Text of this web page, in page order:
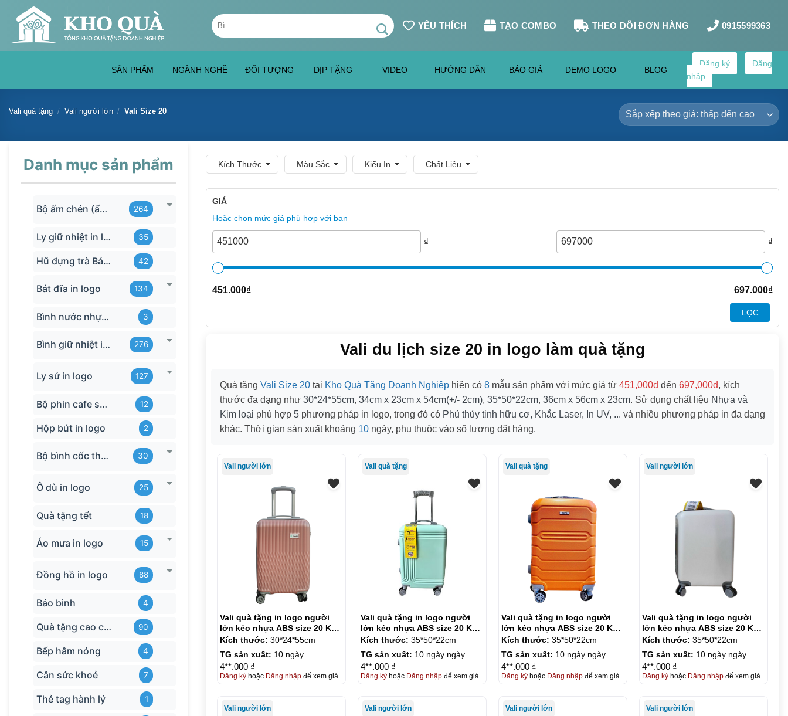
content
Tìm
kiếm:
YÊU THÍCH TẠO COMBO THEO DÕI ĐƠN HÀNG 0915599363
SẢN PHẨM NGÀNH NGHỀ ĐỐI TƯỢNG DỊP TẶNG VIDEO HƯỚNG DẪN BÁO GIÁ DEMO LOGO BLOG
Đăng ký
Đăng
nhập
Vali quà tặng / Vali người lớn / Vali Size 20
Danh mục sản phẩm
Bộ ấm chén (ấm trà) in logo 264
Ly giữ nhiệt in logo 35
Hũ đựng trà Bát Tràng 42
Bát đĩa in logo 134
Bình nước nhựa TQ 3
Bình giữ nhiệt in logo 276
Ly sứ in logo 127
Bộ phin cafe sứ Bát Tràng 12
Hộp bút in logo 2
Bộ bình cốc thủy tinh 30
Ô dù in logo 25
Quà tặng tết 18
Áo mưa in logo 15
Đồng hồ in logo 88
Bảo bình 4
Quà tặng cao cấp 90
Bếp hâm nóng 4
Cân sức khoẻ 7
Thẻ tag hành lý 1
Kích Thước Màu Sắc Kiểu In Chất Liệu
GIÁ
Hoặc chọn mức giá phù hợp với bạn
₫ ₫
451.000₫ 697.000₫
LỌC
Vali du lịch size 20 in logo làm quà tặng
Quà tặng Vali Size 20 tại Kho Quà Tặng Doanh Nghiệp hiện có 8 mẫu sản phẩm với mức giá từ 451,000đ đến 697,000đ, kích
thước đa dạng như 30*24*55cm, 34cm x 23cm x 54cm(+/- 2cm), 35*50*22cm, 36cm x 56cm x 23cm. Sử dụng chất liệu Nhựa và
Kim loại phù hợp 5 phương pháp in logo, trong đó có Phủ thủy tinh hữu cơ, Khắc Laser, In UV, ... và nhiều phương pháp in đa dạng
khác. Thời gian sản xuất khoảng 10 ngày, phụ thuộc vào số lượng đặt hàng.
Vali người lớn
Vali quà tặng in logo người
lớn kéo nhựa ABS size 20 KQ-
VL01
Kích thước: 30*24*55cm
TG sản xuất: 10 ngày
4**.000 ₫
Đăng kýhoặc Đăng nhậpđể xem giá
Vali quà tặng
Vali quà tặng in logo người
lớn kéo nhựa ABS size 20 KQ-
VL02
Kích thước: 35*50*22cm
TG sản xuất: 10 ngày ngày
4**.000 ₫
Đăng kýhoặc Đăng nhậpđể xem giá
Vali quà tặng
Vali quà tặng in logo người
lớn kéo nhựa ABS size 20 KQ-
VL03
Kích thước: 35*50*22cm
TG sản xuất: 10 ngày ngày
4**.000 ₫
Đăng kýhoặc Đăng nhậpđể xem giá
Vali người lớn
Vali quà tặng in logo người
lớn kéo nhựa ABS size 20 KQ-
VL04
Kích thước: 35*50*22cm
TG sản xuất: 10 ngày ngày
4**.000 ₫
Đăng kýhoặc Đăng nhậpđể xem giá
Vali người lớn Vali người lớn Vali người lớn Vali người lớn